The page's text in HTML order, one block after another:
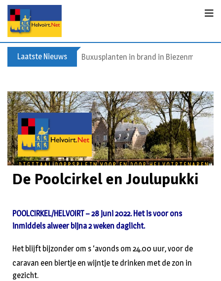
Laatste Nieuws Buxusplanten in brand in Biezenmortel,
De Poolcirkel en Joulupukki
POOLCIRKEL/HELVOIRT – 28 juni 2022. Het is voor ons
inmiddels alweer bijna 2 weken daglicht.
Het blijft bijzonder om s ‘avonds om 24.00 uur, voor de
caravan een biertje en wijntje te drinken met de zon in
gezicht.